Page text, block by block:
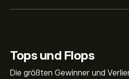
Tops und Flops
Die größten Gewinner und